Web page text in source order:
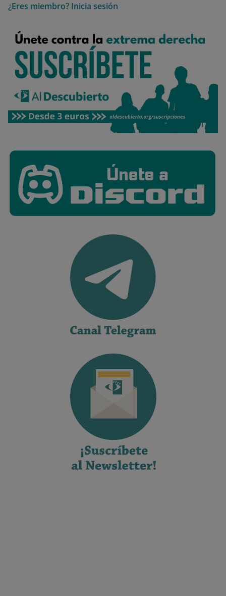
¿Eres miembro? Inicia sesión